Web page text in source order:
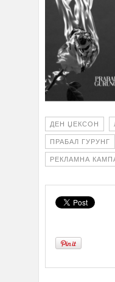
ДЕН ЏЕКСОН
ПРАБАЛ ГУРУНГ
РЕКЛАМНА